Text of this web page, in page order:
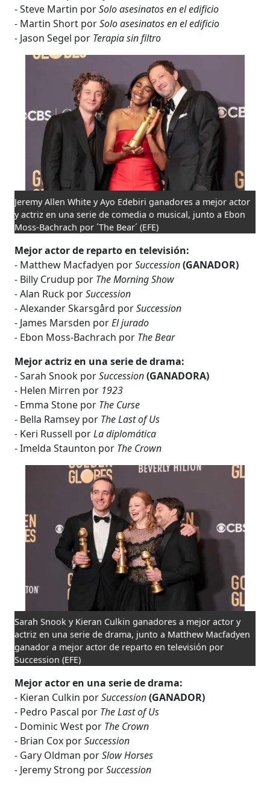
- Steve Martin porSolo asesinatos en el edificio
- Martin Short porSolo asesinatos en el edificio
- Jason Segel por Terapia sin filtro
Jeremy Allen White y Ayo Edebiri ganadores a mejor actor
y actriz en una serie de comedia o musical, junto a Ebon
Moss-Bachrach por ´The Bear´(EFE)
Mejor actor de reparto en televisión:
- Matthew Macfadyen porSuccession(GANADOR)
- Billy Crudup por The Morning Show
-Alan Ruck porSuccession
-Alexander Skarsgård porSuccession
- James Marsden porEl jurado
- Ebon Moss-Bachrach por The Bear
Mejor actriz en una serie de drama:
-Sarah Snook porSuccession(GANADORA)
- Helen Mirren por 1923
- Emma Stone por The Curse
- Bella Ramsey por The Last of Us
- Keri Russell porLa diplomática
- Imelda Staunton por The Crown
Sarah Snook y Kieran Culkin ganadores a mejor actor y
actriz en una serie de drama, junto a Matthew Macfadyen
ganador a mejor actor de reparto en televisión por
Succession(EFE)
Mejor actor en una serie de drama:
- Kieran Culkin porSuccession(GANADOR)
- Pedro Pascal por The Last of Us
- Dominic West por The Crown
- Brian Cox porSuccession
- Gary Oldman porSlow Horses
- Jeremy Strong porSuccession